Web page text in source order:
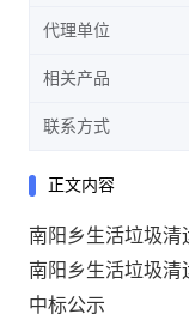
代理单位
相关产品
联系方式
正文内容
南阳乡生活垃圾清
南阳乡生活垃圾清
中标公示